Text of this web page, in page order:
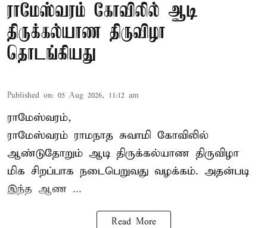
ராமேஸ்வரம் கோவிலில் ஆடி
திருக்கல்யாண திருவிழா
தொடங்கியது
Published on: 05 Aug 2026, 11:12 am
ராமேஸ்வரம்,
ராமேஸ்வரம் ராமநாத சுவாமி கோவிலில்
ஆண்டுதோறும் ஆடி திருக்கல்யாண திருவிழா
மிக சிறப்பாக நடைபெறுவது வழக்கம். அதன்படி
இந்த ஆண ...
Read More